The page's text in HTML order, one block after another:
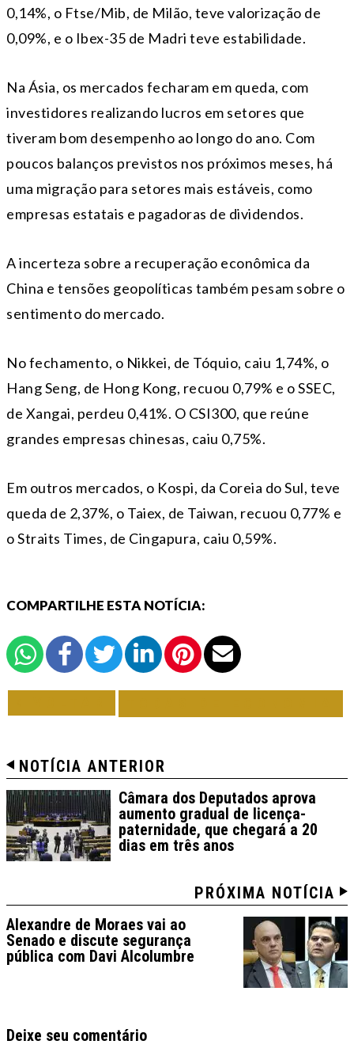
0,14%, o Ftse/Mib, de Milão, teve valorização de
0,09%, e o Ibex-35 de Madri teve estabilidade.
Na Ásia, os mercados fecharam em queda, com
investidores realizando lucros em setores que
tiveram bom desempenho ao longo do ano. Com
poucos balanços previstos nos próximos meses, há
uma migração para setores mais estáveis, como
empresas estatais e pagadoras de dividendos.
A incerteza sobre a recuperação econômica da
China e tensões geopolíticas também pesam sobre o
sentimento do mercado.
No fechamento, o Nikkei, de Tóquio, caiu 1,74%, o
Hang Seng, de Hong Kong, recuou 0,79% e o SSEC,
de Xangai, perdeu 0,41%. O CSI300, que reúne
grandes empresas chinesas, caiu 0,75%.
Em outros mercados, o Kospi, da Coreia do Sul, teve
queda de 2,37%, o Taiex, de Taiwan, recuou 0,77% e
o Straits Times, de Cingapura, caiu 0,59%.
COMPARTILHE ESTA NOTÍCIA:
NOTÍCIA ANTERIOR
Câmara dos Deputados aprova
aumento gradual de licença-
paternidade, que chegará a 20
dias em três anos
PRÓXIMA NOTÍCIA
Alexandre de Moraes vai ao
Senado e discute segurança
pública com Davi Alcolumbre
Deixe seu comentário